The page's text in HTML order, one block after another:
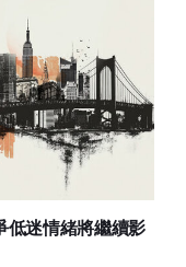
低迷情緒將繼續影